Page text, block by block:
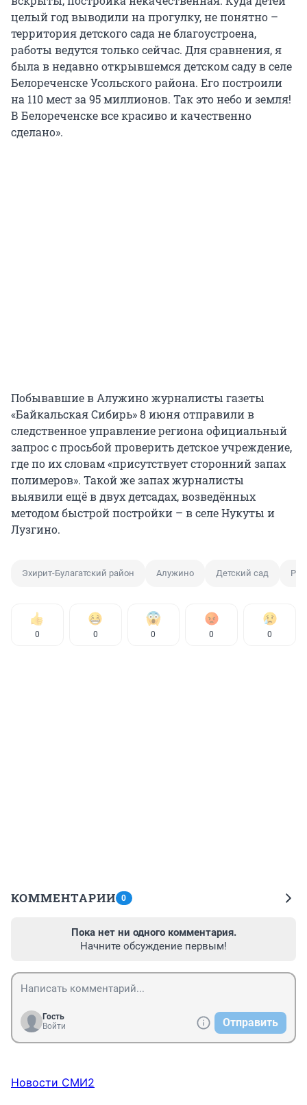
целый год выводили на прогулку, не понятно –
территория детского сада не благоустроена,
работы ведутся только сейчас. Для сравнения, я
была в недавно открывшемся детском саду в селе
Белореченске Усольского района. Его построили
на 110 мест за 95 миллионов. Так это небо и земля!
В Белореченске все красиво и качественно
сделано».
Побывавшие в Алужино журналисты газеты
«Байкальская Сибирь» 8 июня отправили в
следственное управление региона официальный
запрос с просьбой проверить детское учреждение,
где по их словам «присутствует сторонний запах
полимеров». Такой же запах журналисты
выявили ещё в двух детсадах, возведённых
методом быстрой постройки – в селе Нукуты и
Лузгино.
Эхирит-Булагатский район Алужино Детский сад
0 0 0 0 0
КОММЕНТАРИИ 0
Пока нет ни одного комментария.
Начните обсуждение первым!
Гость
Войти
Отправить
Новости СМИ2